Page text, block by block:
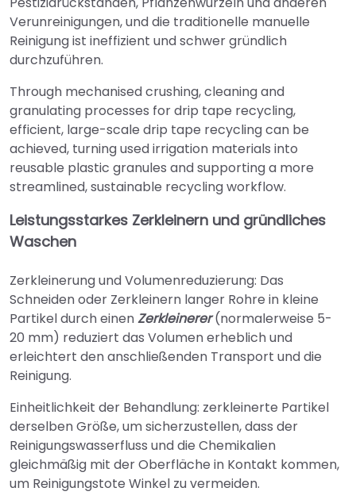
Verunreinigungen, und die traditionelle manuelle
Reinigung ist ineffizient und schwer gründlich
durchzuführen.
Through mechanised crushing, cleaning and
granulating processes for drip tape recycling,
efficient, large-scale drip tape recycling can be
achieved, turning used irrigation materials into
reusable plastic granules and supporting a more
streamlined, sustainable recycling workflow.
Leistungsstarkes Zerkleinern und gründliches
Waschen
Zerkleinerung und Volumenreduzierung: Das
Schneiden oder Zerkleinern langer Rohre in kleine
Partikel durch einenZerkleinerer(normalerweise 5-
20 mm) reduziert das Volumen erheblich und
erleichtert den anschließenden Transport und die
Reinigung.
Einheitlichkeit der Behandlung: zerkleinerte Partikel
derselben Größe, um sicherzustellen, dass der
Reinigungswasserfluss und die Chemikalien
gleichmäßig mit der Oberfläche in Kontakt kommen,
um Reinigungstote Winkel zu vermeiden.